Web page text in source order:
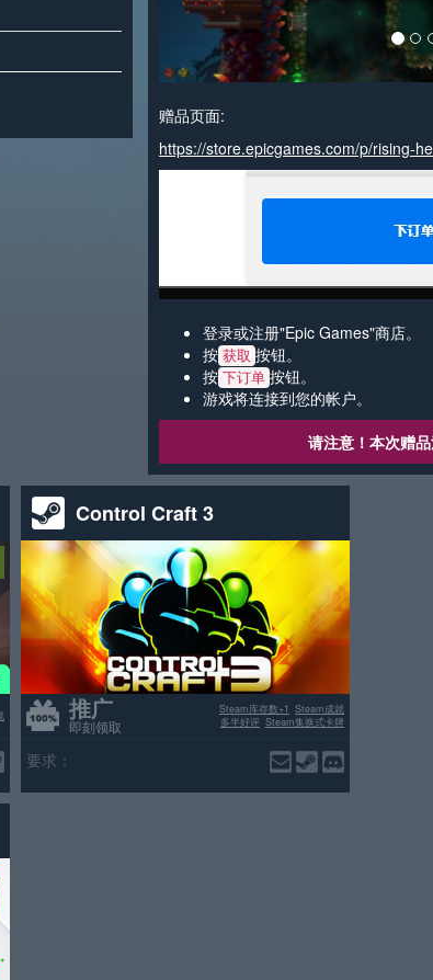
赠品页面:
https://store.epicgames.com/p/rising-
登录或注册"Epic Games"商店。
按 获取 按钮。
按 下订单 按钮。
游戏将连接到您的帐户。
请注意！本次赠品
Control Craft 3
推广
即刻领取
Steam成就
Steam库存数+1
Steam集换式卡牌
多半好评
要求：